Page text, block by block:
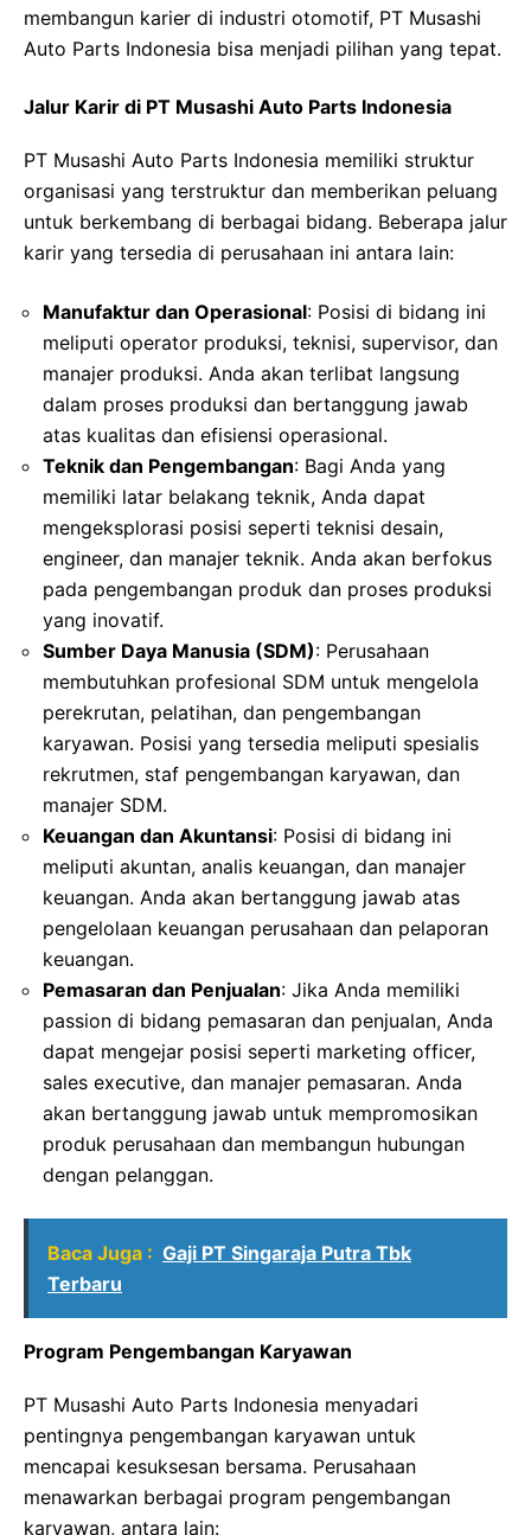
membangun karier di industri otomotif, PT Musashi
Auto Parts Indonesia bisa menjadi pilihan yang tepat.
Jalur Karir di PT Musashi Auto Parts Indonesia
PT Musashi Auto Parts Indonesia memiliki struktur
organisasi yang terstruktur dan memberikan peluang
untuk berkembang di berbagai bidang. Beberapa jalur
karir yang tersedia di perusahaan ini antara lain:
Manufaktur dan Operasional: Posisi di bidang ini
meliputi operator produksi, teknisi, supervisor, dan
manajer produksi. Anda akan terlibat langsung
dalam proses produksi dan bertanggung jawab
atas kualitas dan efisiensi operasional.
Teknik dan Pengembangan: Bagi Anda yang
memiliki latar belakang teknik, Anda dapat
mengeksplorasi posisi seperti teknisi desain,
engineer, dan manajer teknik. Anda akan berfokus
pada pengembangan produk dan proses produksi
yang inovatif.
Sumber Daya Manusia (SDM): Perusahaan
membutuhkan profesional SDM untuk mengelola
perekrutan, pelatihan, dan pengembangan
karyawan. Posisi yang tersedia meliputi spesialis
rekrutmen, staf pengembangan karyawan, dan
manajer SDM.
Keuangan dan Akuntansi: Posisi di bidang ini
meliputi akuntan, analis keuangan, dan manajer
keuangan. Anda akan bertanggung jawab atas
pengelolaan keuangan perusahaan dan pelaporan
keuangan.
Pemasaran dan Penjualan: Jika Anda memiliki
passion di bidang pemasaran dan penjualan, Anda
dapat mengejar posisi seperti marketing officer,
sales executive, dan manajer pemasaran. Anda
akan bertanggung jawab untuk mempromosikan
produk perusahaan dan membangun hubungan
dengan pelanggan.
Baca Juga : Gaji PT Singaraja Putra Tbk
Terbaru
Program Pengembangan Karyawan
PT Musashi Auto Parts Indonesia menyadari
pentingnya pengembangan karyawan untuk
mencapai kesuksesan bersama. Perusahaan
menawarkan berbagai program pengembangan
karyawan, antara lain: